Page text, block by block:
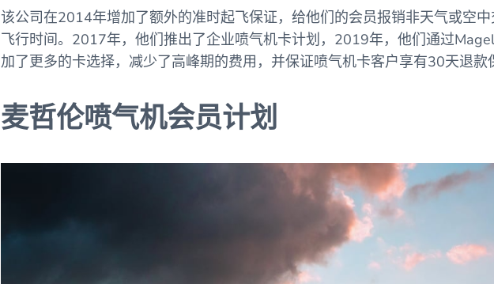
该公司在2014年增加了额外的准时起飞保证，给他们的会员报销非天气或空
飞行时间。2017年，他们推出了企业喷气机卡计划，2019年，他们通过
加了更多的卡选择，减少了高峰期的费用，并保证喷气机卡客户享有30天退款
麦哲伦喷气机会员计划